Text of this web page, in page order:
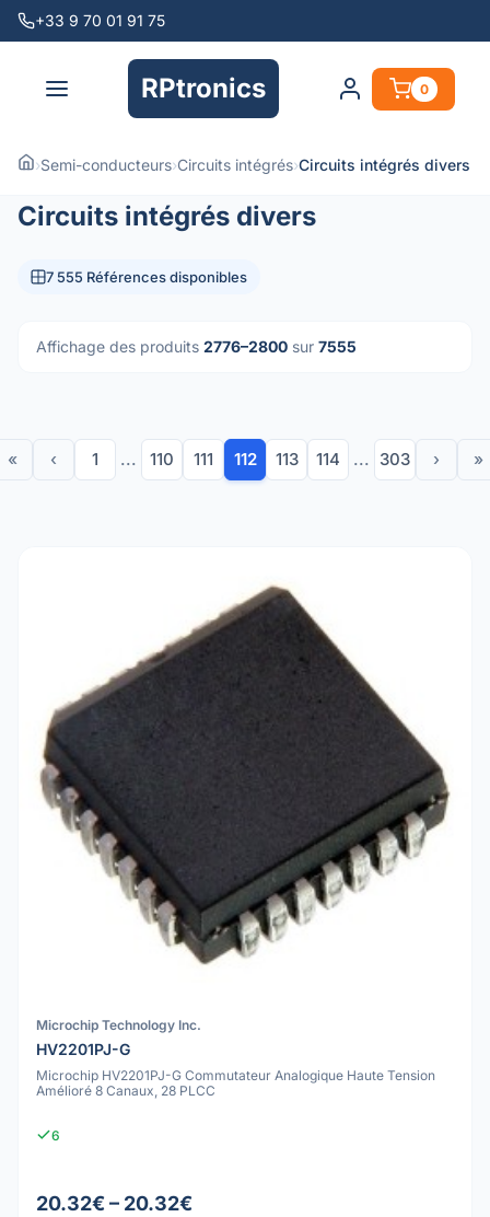
+33 9 70 01 91 75
RPtronics 0
›Semi-conducteurs›Circuits intégrés›Circuits intégrés divers
Circuits intégrés divers
7 555 Références disponibles
Affichage des produits 2776–2800 sur 7555
« ‹ 1 ... 110 111 112 113 114 ... 303 › »
Microchip Technology Inc.
HV2201PJ-G
Microchip HV2201PJ-G Commutateur Analogique Haute Tension
Amélioré 8 Canaux, 28 PLCC
6
20.32€ – 20.32€